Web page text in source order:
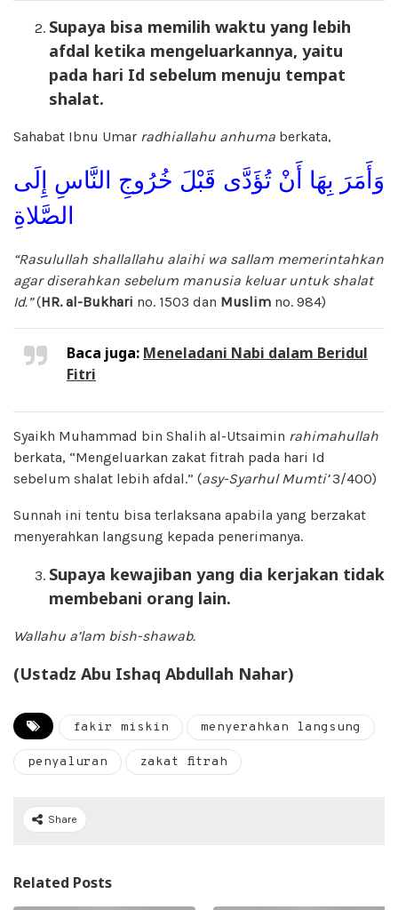
Supaya bisa memilih waktu yang lebih
afdal ketika mengeluarkannya, yaitu
pada hari Id sebelum menuju tempat
shalat.
Sahabat Ibnu Umar radhiallahu anhuma berkata,
وَأَمَرَ بِهَا أَنْ تُؤَدَّى قَبْلَ خُرُوجِ النَّاسِ إِلَى
الصَّلاةِ
“Rasulullah shallallahu alaihi wa sallam memerintahkan
agar diserahkan sebelum manusia keluar untuk shalat
Id.”(HR. al-Bukhari no. 1503 dan Muslim no. 984)
Baca juga: Meneladani Nabi dalam Beridul
Fitri
Syaikh Muhammad bin Shalih al-Utsaimin rahimahullah
berkata, “Mengeluarkan zakat fitrah pada hari Id
sebelum shalat lebih afdal.” (asy-Syarhul Mumti’3/400)
Sunnah ini tentu bisa terlaksana apabila yang berzakat
menyerahkan langsung kepada penerimanya.
Supaya kewajiban yang dia kerjakan tidak
membebani orang lain.
Wallahu a’lam bish-shawab.
(Ustadz Abu Ishaq Abdullah Nahar)
fakir miskin menyerahkan langsung
penyaluran zakat fitrah
Share
Related Posts